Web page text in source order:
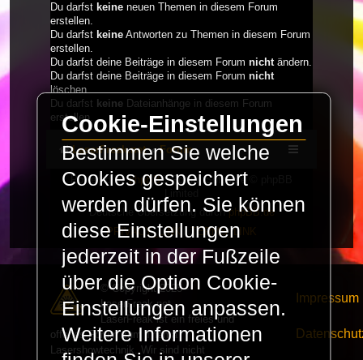
Du darfst keine neuen Themen in diesem Forum
erstellen.
Du darfst keine Antworten zu Themen in diesem Forum
erstellen.
Du darfst deine Beiträge in diesem Forum nichtändern.
Du darfst deine Beiträge in diesem Forum nicht
löschen.
Du darfst keine Dateianhänge in diesem Forum
erstellen.
LaserFreak.net Forum
Powered byphpBB® Forum Software © phpBB
Limited
Deutsche Übersetzung durchphpBB.de
PRIVACY_LINK
TERMS_LINK
© Copyright 2025 -
LaserFreak.net
LaserFreak ist ein freies und
offenes Forum zum Thema
Lasershowtechnik. Wir sind nicht
Impressum
Cookie-Einstellungen
Bestimmen Sie welche
Cookies gespeichert
werden dürfen. Sie können
diese Einstellungen
jederzeit in der Fußzeile
über die Option Cookie-
Einstellungen anpassen.
Weitere Informationen